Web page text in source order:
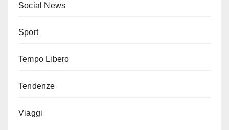
Social News
Sport
Tempo Libero
Tendenze
Viaggi